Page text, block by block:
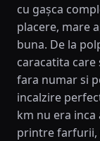
cu gașca
placere, mare
buna. De la
caracatita
fara numar si
incalzire
km nu era inca
printre farfurii,